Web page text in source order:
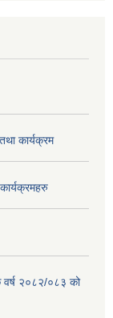
कार्यक्रम
वर्ष २०८२/०८३ को